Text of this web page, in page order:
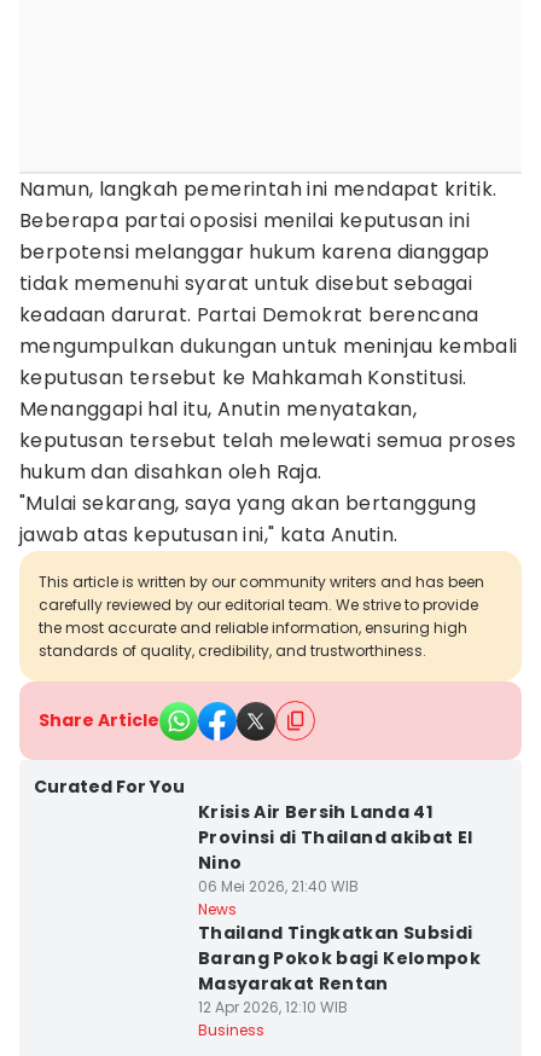
Namun, langkah pemerintah ini mendapat kritik.
Beberapa partai oposisi menilai keputusan ini
berpotensi melanggar hukum karena dianggap
tidak memenuhi syarat untuk disebut sebagai
keadaan darurat. Partai Demokrat berencana
mengumpulkan dukungan untuk meninjau kembali
keputusan tersebut ke Mahkamah Konstitusi.
Menanggapi hal itu, Anutin menyatakan,
keputusan tersebut telah melewati semua proses
hukum dan disahkan oleh Raja.
"Mulai sekarang, saya yang akan bertanggung
jawab atas keputusan ini," kata Anutin.
This article is written by our community writers and has been
carefully reviewed by our editorial team. We strive to provide
the most accurate and reliable information, ensuring high
standards of quality, credibility, and trustworthiness.
Share Article
Curated For You
Krisis Air Bersih Landa 41
Provinsi di Thailand akibat El
Nino
06 Mei 2026, 21:40 WIB
News
Thailand Tingkatkan Subsidi
Barang Pokok bagi Kelompok
Masyarakat Rentan
12 Apr 2026, 12:10 WIB
Business